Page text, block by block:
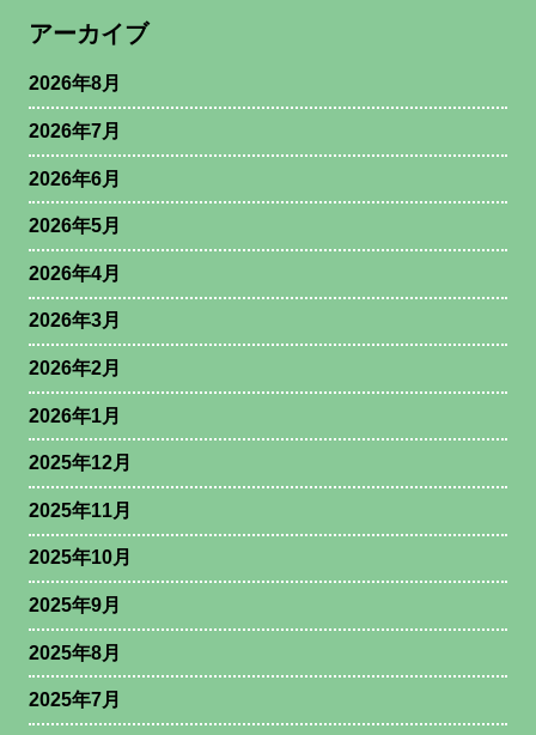
アーカイブ
2026年8月
2026年7月
2026年6月
2026年5月
2026年4月
2026年3月
2026年2月
2026年1月
2025年12月
2025年11月
2025年10月
2025年9月
2025年8月
2025年7月